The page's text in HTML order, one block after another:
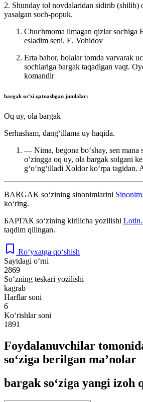
2. Shunday tol novdalaridan sidirib (shilib)
yasalgan soch-popuk.
Chuchmoma ilmagan qizlar sochiga
esladim seni. E. Vohidov
Erta bahor, bolalar tomda varvarak
sochlariga bargak taqadigan vaqt.
komandir
bargak soʻzi qatnashgan jumlalar:
Oq uy, ola bargak
Serhasham, dangʻillama uy haqida.
— Nima, begona boʻshay, sen mana
oʻzingga oq uy, ola bargak solgani
gʻoʻngʻilladi Xoldor koʻrpa tagidan.
BARGAK so‘zining sinonimlarini
ko‘ring.
БАРГАК so‘zining kirillcha yozilishi
taqdim qilingan.
Ro‘yxatga qo‘shish
Saytdagi o‘rni
2869
So‘zning teskari yozilishi
kagrab
Harflar soni
6
Ko‘rishlar soni
1891
Foydalanuvchilar
so‘ziga berilgan ma’nolar
bargak so‘ziga yangi izoh